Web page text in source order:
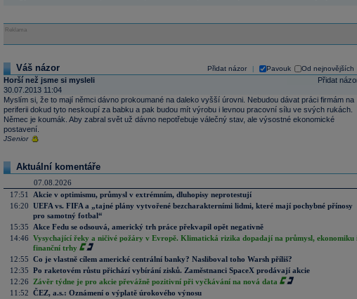
Reklama
Přidat názor Pavouk Od nejnovějších
Váš názor
Přidat
Horší než jsme si mysleli
30.07.2013 11:04
Myslím si, že to mají němci dávno prokoumané na daleko vyšší úrovni. Nebudou dávat práci firmám na
periferii dokud tyto neskoupí za babku a pak budou mít výrobu i levnou pracovní sílu ve svých rukách.
Němec je koumák. Aby zabral svět už dávno nepotřebuje válečný stav, ale výsostné ekonomické
postavení.
JSenior
Aktuální komentáře
07.08.2026
17:51
Akcie v optimismu, průmysl v extrémním, dluhopisy neprotestují
16:20 UEFA vs. FIFA a „tajné plány vytvořené bezcharakterními lidmi, které mají pochybné přínosy
pro samotný fotbal“
15:35
Akce Fedu se odsouvá, americký trh práce překvapil opět negativně
14:46 Vysychající řeky a ničivé požáry v Evropě. Klimatická rizika dopadají na průmysl, ekonomiku
finanční trhy
12:55 Co je vlastně cílem americké centrální banky? Nasliboval toho Warsh příliš?
12:35 Po raketovém růstu přichází vybírání zisků. Zaměstnanci SpaceX prodávají akcie
12:26
Závěr týdne je pro akcie převážně pozitivní při vyčkávání na nová data
11:52 ČEZ, a.s.: Oznámení o výplatě úrokového výnosu